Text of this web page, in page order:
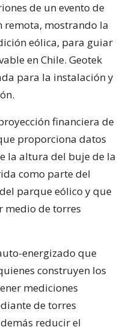
de un evento de
remota, mostrando la
eólica, para guiar
en Chile. Geotek
para la instalación y
financiera de
proporciona datos
la altura del buje de la
como parte del
parque eólico y que
medio de torres
energizado que
construyen los
mediciones
de torres
reducir el